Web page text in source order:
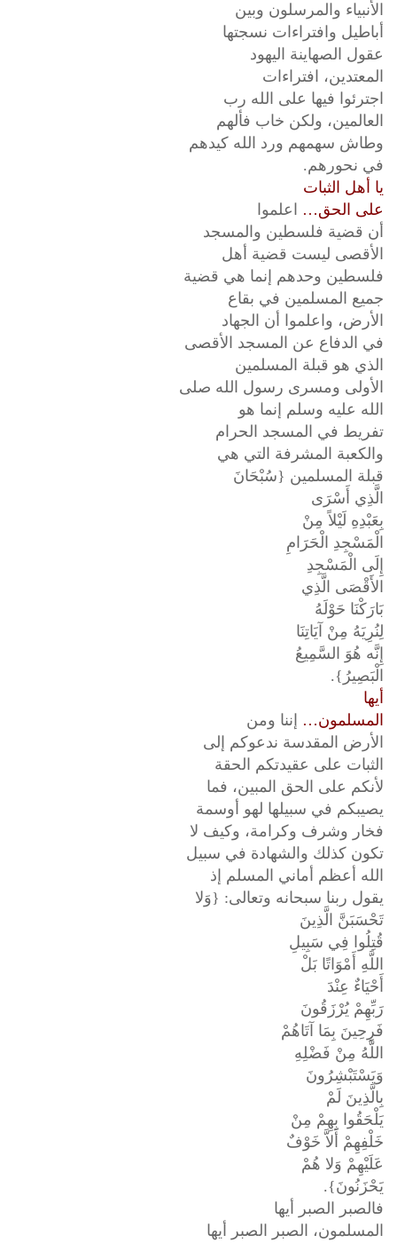
الأنبياء والمرسلون وبين
أباطيل وافتراءات نسجتها
عقول الصهاينة اليهود
المعتدين، افتراءات
اجترئوا فيها على الله رب
العالمين، ولكن خاب فألهم
وطاش سهمهم ورد الله كيدهم
في نحورهم.
يا أهل الثبات
على الحق…
اعلموا
أن قضية فلسطين والمسجد
الأقصى ليست قضية أهل
فلسطين وحدهم إنما هي قضية
جميع المسلمين في بقاع
الأرض، واعلموا أن الجهاد
في الدفاع عن المسجد الأقصى
الذي هو قبلة المسلمين
الأولى ومسرى رسول الله صلى
الله عليه وسلم إنما هو
تفريط في المسجد الحرام
والكعبة المشرفة التي هي
قبلة المسلمين {سُبْحَانَ
الَّذِي أَسْرَى
بِعَبْدِهِ لَيْلاً مِنْ
الْمَسْجِدِ الْحَرَامِ
إِلَى الْمَسْجِدِ
الأَقْصَى الَّذِي
بَارَكْنَا حَوْلَهُ
لِنُرِيَهُ مِنْ آيَاتِنَا
إِنَّه هُوَ السَّمِيعُ
الْبَصِيرُ}.
أيها
المسلمون…
إننا ومن
الأرض المقدسة ندعوكم إلى
الثبات على عقيدتكم الحقة
لأنكم على الحق المبين، فما
يصيبكم في سبيلها لهو أوسمة
فخار وشرف وكرامة، وكيف لا
تكون كذلك والشهادة في سبيل
الله أعظم أماني المسلم إذ
يقول ربنا سبحانه وتعالى: {وَلا
تَحْسَبَنَّ الَّذِينَ
قُتِلُوا فِي سَبِيلِ
اللَّهِ أَمْوَاتًا بَلْ
أَحْيَاءٌ عِنْدَ
رَبِّهِمْ يُرْزَقُونَ
فَرِحِينَ بِمَا آتَاهُمْ
اللَّهُ مِنْ فَضْلِهِ
وَيَسْتَبْشِرُونَ
بِالَّذِينَ لَمْ
يَلْحَقُوا بِهِمْ مِنْ
خَلْفِهِمْ أَلاَّ خَوْفٌ
عَلَيْهِمْ وَلا هُمْ
يَحْزَنُونَ}.
فالصبر الصبر أيها
المسلمون، الصبر الصبر أيها